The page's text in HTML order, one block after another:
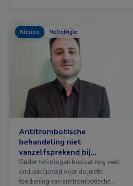
Nieuws Nefrologie
Antitrombotische
behandeling niet
vanzelfsprekend bij
dialysepatiënten
Onder nefrologen bestaat nog veel
onduidelijkheid over de juiste
toediening van antitrombotische